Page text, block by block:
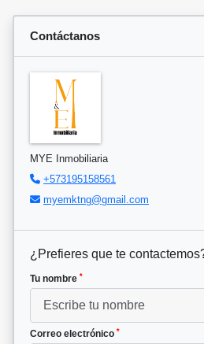
Contáctanos
MYE Inmobiliaria
+573195158561
myemktng@gmail.com
¿Prefieres que te
Tu nombre *
Correo electrónico *